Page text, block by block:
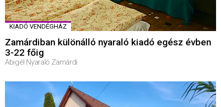
KIADÓ VENDÉGHÁZ
Zamárdiban különálló nyaraló kiadó egész évben
3-22 főig
Abigél Nyaraló Zamárdi